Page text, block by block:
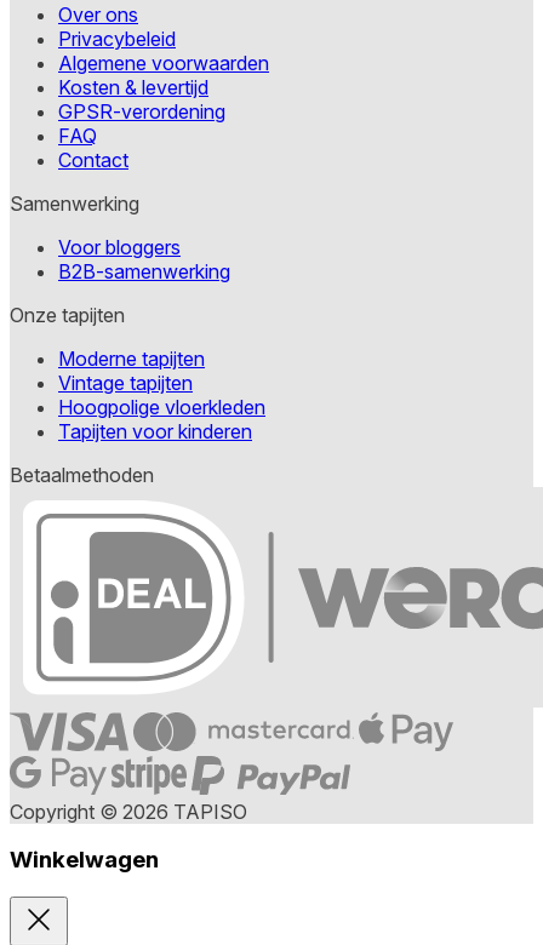
Over ons
Privacybeleid
Algemene voorwaarden
Kosten & levertijd
GPSR-verordening
FAQ
Contact
Samenwerking
Voor bloggers
B2B-samenwerking
Onze tapijten
Moderne tapijten
Vintage tapijten
Hoogpolige vloerkleden
Tapijten voor kinderen
Betaalmethoden
Copyright © 2026 TAPISO
Winkelwagen